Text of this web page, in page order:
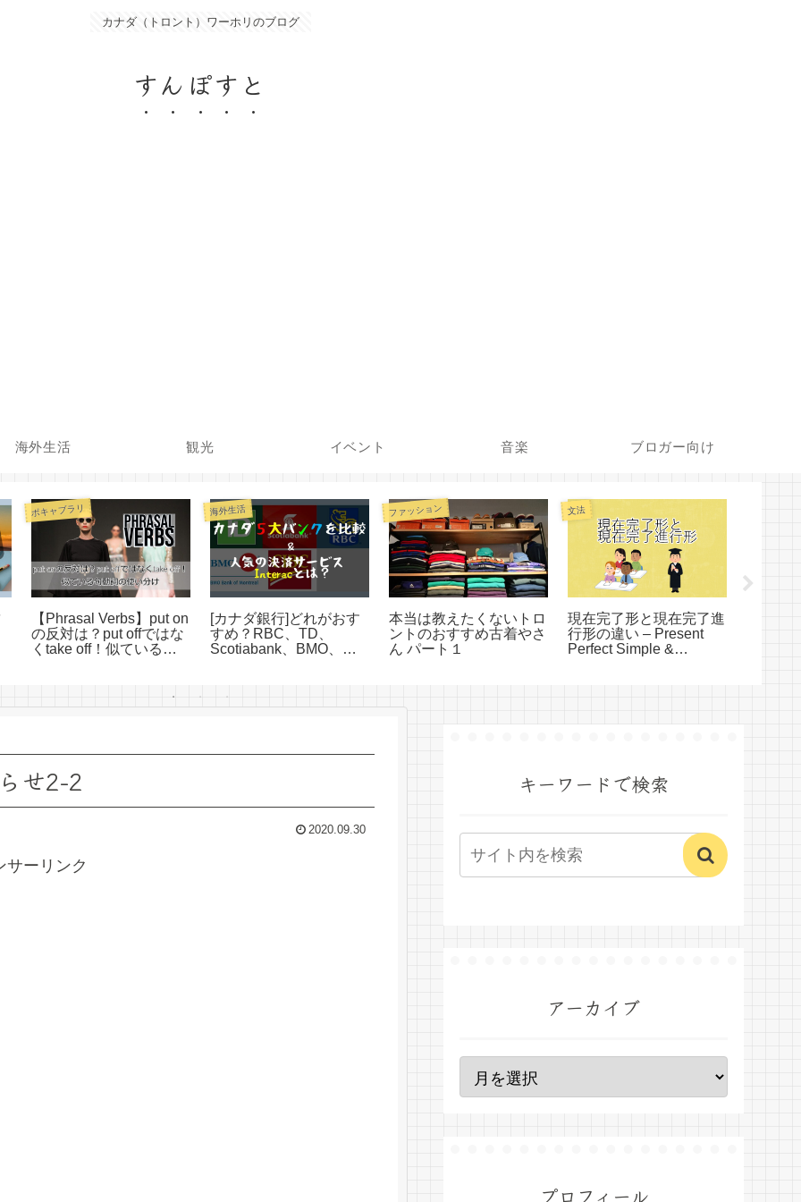
カナダ（トロント）ワーホリのブログ
すんぽすと
海外生活 観光 イベント 音楽 ブロガー向け
ボキャブラリ
【Phrasal Verbs】put on
の反対は？put offではな
くtake off！似ている句
海外生活
[カナダ銀行]どれがおす
すめ？RBC、TD、
Scotiabank、BMO、
ク）も解説！
ファッション
本当は教えたくないトロ
ントのおすすめ古着やさ
ん パート１
文法
現在完了形と現在完了進
行形の違い – Present
Perfect Simple &
せ2-2
2020.09.30
サーリンク
キーワードで検索
アーカイブ
プロフィール